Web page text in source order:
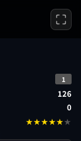
1
126
0
★★★★★★